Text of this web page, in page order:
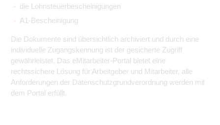
die Lohnsteuerbescheinigungen
A1-Bescheinigung
Die Dokumente sind übersichtlich archiviert und durch eine
individuelle Zugangskennung ist der gesicherte Zugriff
gewährleistet. Das eMitarbeiter-Portal bietet eine
rechtssichere Lösung für Arbeitgeber und Mitarbeiter, alle
Anforderungen der Datenschutzgrundverordnung werden mit
dem Portal erfüllt.